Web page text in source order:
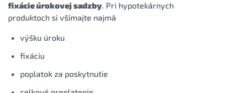
fixácie úrokovej sadzby. Pri hypotekárnych
produktoch si všímajte najmä
výšku úroku
fixáciu
poplatok za poskytnutie